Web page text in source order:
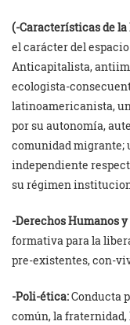
(-Características de
el carácter del
Anticapitalista,
ecologista-
latinoamericanista,
por su autonomía,
comunidad migrante;
independiente
su régimen
-Derechos Humanos
formativa para la
pre-existentes, con-
-Poli-ética:Conducta
común, la